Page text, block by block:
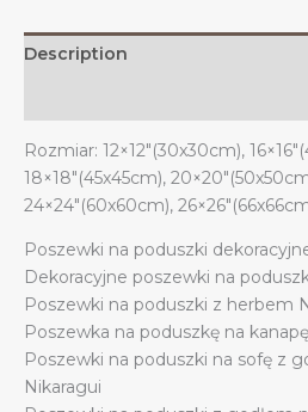
sofę
quantity
Description
Rozmiar: 12×12″(30x30cm),
18×18″(45x45cm),
24×24″(60x60cm),
Poszewki na poduszki
Dekoracyjne poszewki na
Poszewki na poduszki z herbem
Poszewka na poduszkę na
Poszewki na poduszki na sofę z
Nikaragui